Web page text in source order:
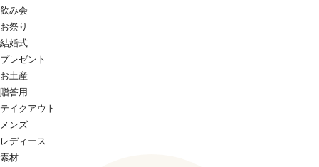
飲み会
お祭り
結婚式
プレゼント
お土産
贈答用
テイクアウト
メンズ
レディース
素材